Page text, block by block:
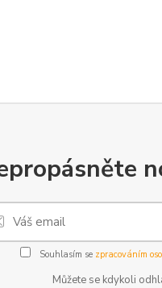
Souhlasím se zpracováním
Můžete se kdykoli